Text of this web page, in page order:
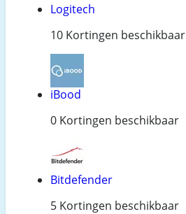
Logitech
10 Kortingen beschikbaar
iBood
0 Kortingen beschikbaar
Bitdefender
5 Kortingen beschikbaar